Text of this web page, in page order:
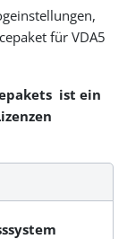
für VDA5
ist ein